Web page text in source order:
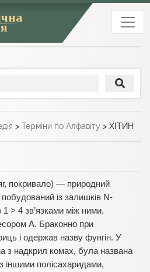
> Терміни по Алфавіту > ХІТИН
покривало) — природний
із залишків N-
> 4 зв’язками між ними.
А. Браконно при
і одержав назву фунгін. У
з надкрил комах, була названа
іншими полісахаридами,